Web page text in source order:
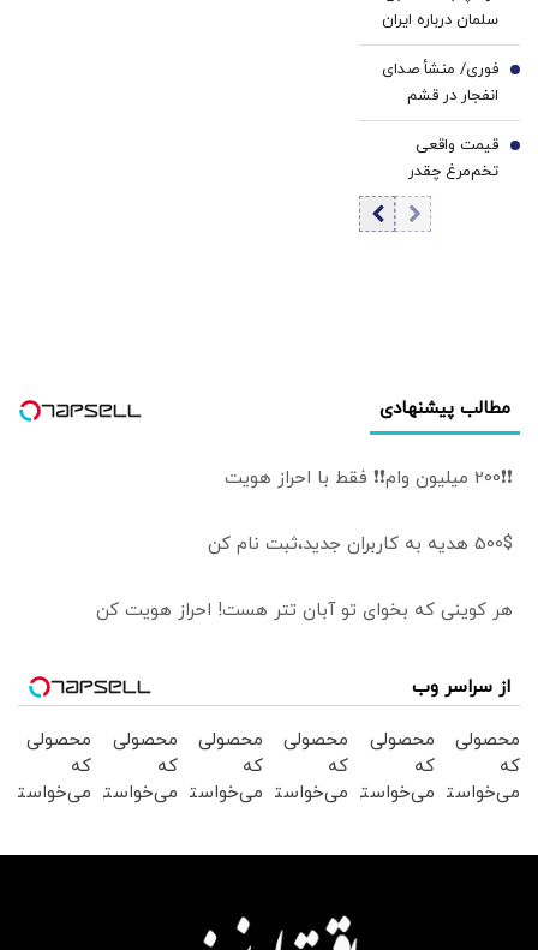
سلمان درباره ایران
گفت‌وگو می‌کند/
جزئیات تماس
تلفنی
فوری/ منشأ صدای
انفجار در قشم
مشخص شد/ مقابه
با اهداف دشمن در
ورودی تنگه هرمز
6
قیمت واقعی
تخم‌مرغ چقدر
است؟/ مصرف
روزانه ۳ هزار و ۳۰۰
7
مطالب پیشنهادی
❗❗200 میلیون وام❗❗ فقط با احراز هویت
500$ هدیه به کاربران جدید،ثبت نام کن
هر کوینی که بخوای تو آبان تتر هست! احراز هویت کن
از سراسر وب
محصولی
که
می‌خواستی
محصولی
که
می‌خواستی
محصولی
که
می‌خواستی
بخر !
محصولی
که
می‌خواستی
بخر !
محصولی
که
می‌خواستی
محصولی
که
می‌خواستی